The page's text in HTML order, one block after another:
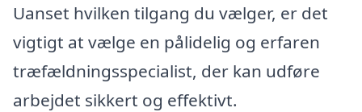
Uanset hvilken tilgang du vælger, er det
vigtigt at vælge en pålidelig og erfaren
træfældningsspecialist, der kan udføre
arbejdet sikkert og effektivt.